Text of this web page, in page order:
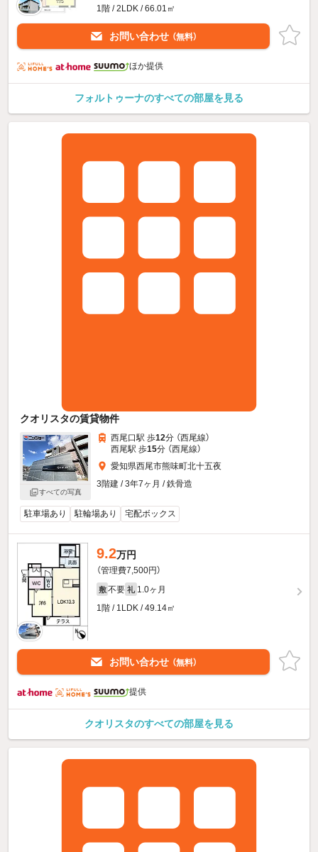
1階 / 2LDK / 66.01㎡
お問い合わせ （無料）
ほか提供
フォルトゥーナのすべての部屋を見る
クオリスタの賃貸物件
すべての写真
西尾口駅 歩12分 （西尾線）
西尾駅 歩15分 （西尾線）
愛知県西尾市熊味町北十五夜
3階建 / 3年7ヶ月 / 鉄骨造
駐車場あり 駐輪場あり 宅配ボックス
9.2万円
（管理費7,500円）
敷 不要 礼 1.0ヶ月
1階 / 1LDK / 49.14㎡
お問い合わせ （無料）
提供
クオリスタのすべての部屋を見る